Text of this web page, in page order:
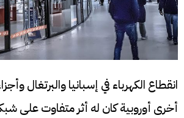
انقطاع الكهرباء في إسبانيا والبرتغال
أخرى أوروبية كان له أثر متفاوت على